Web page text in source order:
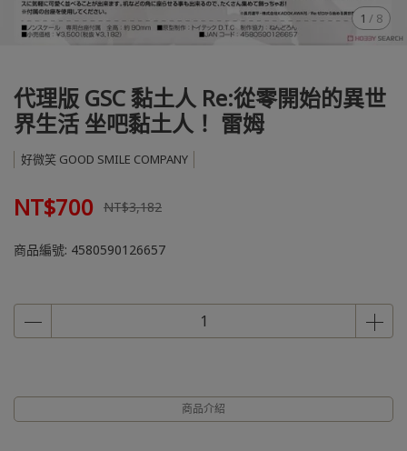
1 / 8
代理版 GSC 黏土人 Re:從零開始的異世
界生活 坐吧黏土人！ 雷姆
好微笑 GOOD SMILE COMPANY
NT$700 NT$3,182
商品編號: 4580590126657
商品介紹